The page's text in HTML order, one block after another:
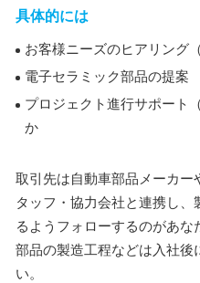
具体的には
お客様ニーズのヒアリング
電子セラミック部品の提案
プロジェクト進行サポート
か
取引先は自動車部品メーカー
タッフ・協力会社と連携し
るようフォローするのがあ
部品の製造工程などは入社後
い。